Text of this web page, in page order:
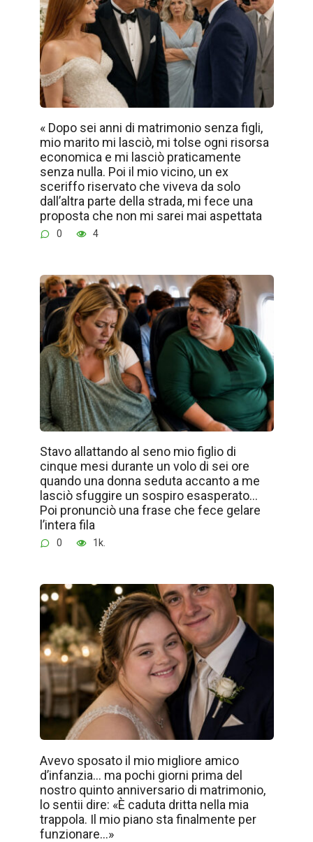
« Dopo sei anni di matrimonio senza figli,
mio marito mi lasciò, mi tolse ogni risorsa
economica e mi lasciò praticamente
senza nulla. Poi il mio vicino, un ex
sceriffo riservato che viveva da solo
dall’altra parte della strada, mi fece una
proposta che non mi sarei mai aspettata
0 4
Stavo allattando al seno mio figlio di
cinque mesi durante un volo di sei ore
quando una donna seduta accanto a me
lasciò sfuggire un sospiro esasperato…
Poi pronunciò una frase che fece gelare
l’intera fila
0 1k.
Avevo sposato il mio migliore amico
d’infanzia… ma pochi giorni prima del
nostro quinto anniversario di matrimonio,
lo sentii dire: «È caduta dritta nella mia
trappola. Il mio piano sta finalmente per
funzionare…»